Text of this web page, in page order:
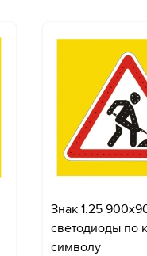
Знак 1.25
светодиоды по
символу